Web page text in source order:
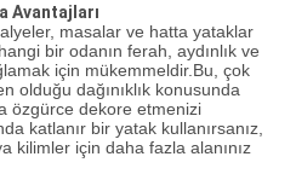
Avantajları
masalar ve hatta yataklar
bir odanın ferah, aydınlık ve
için mükemmeldir.Bu, çok
olduğu dağınıklık konusunda
özgürce dekore etmenizi
katlanır bir yatak kullanırsanız,
kilimler için daha fazla alanınız